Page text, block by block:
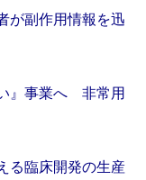
が副作用情報を迅
』事業へ 非常用
る臨床開発の生産